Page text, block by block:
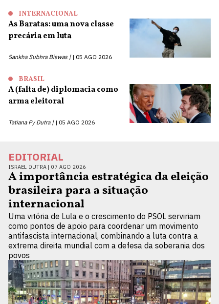
INTERNACIONAL
As Baratas: uma nova classe
precária em luta
Sankha Subhra Biswas | 05 AGO 2026
BRASIL
A (falta de) diplomacia como
arma eleitoral
Tatiana Py Dutra | 05 AGO 2026
EDITORIAL
ISRAEL DUTRA | 07 AGO 2026
A importância estratégica da eleição
brasileira para a situação
internacional
Uma vitória de Lula e o crescimento do PSOL serviriam
como pontos de apoio para coordenar um movimento
antifascista internacional, combinando a luta contra a
extrema direita mundial com a defesa da soberania dos
povos